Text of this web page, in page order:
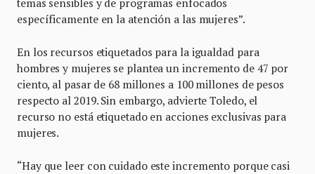
temas sensibles y de programas enfocados
específicamente en la atención a las mujeres”.
En los recursos etiquetados para la igualdad para
hombres y mujeres se plantea un incremento de 47 por
ciento, al pasar de 68 millones a 100 millones de pesos
respecto al 2019. Sin embargo, advierte Toledo, el
recurso no está etiquetado en acciones exclusivas para
mujeres.
“Hay que leer con cuidado este incremento porque casi